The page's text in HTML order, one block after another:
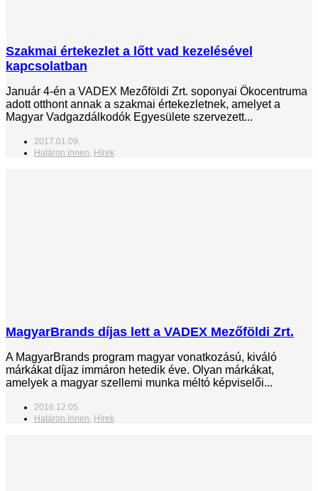
Szakmai értekezlet a lőtt vad kezelésével
kapcsolatban
Január 4-én a VADEX Mezőföldi Zrt. soponyai Ökocentruma
adott otthont annak a szakmai értekezletnek, amelyet a
Magyar Vadgazdálkodók Egyesülete szervezett...
2017.01.09.
Határon innen, Hírek
MagyarBrands díjas lett a VADEX Mezőföldi Zrt.
A MagyarBrands program magyar vonatkozású, kiváló
márkákat díjaz immáron hetedik éve. Olyan márkákat,
amelyek a magyar szellemi munka méltó képviselői...
2016.12.05.
Határon innen, Hírek